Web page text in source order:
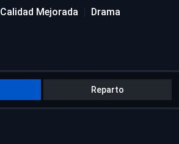
Calidad Mejorada Drama
Reparto